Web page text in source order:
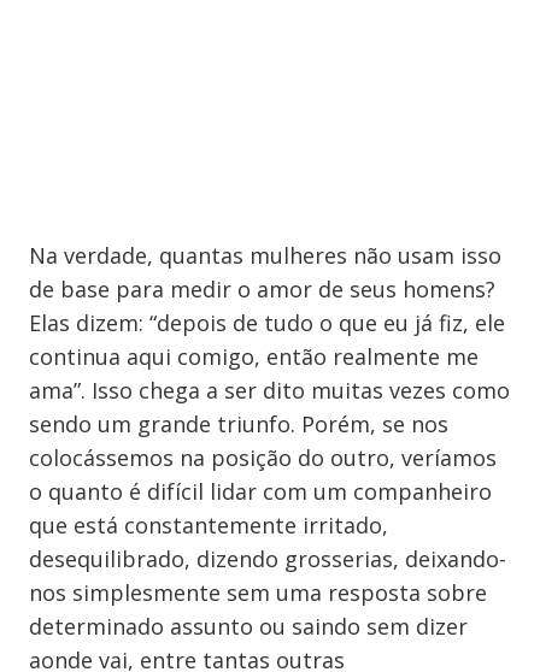
Na verdade, quantas mulheres não usam isso
de base para medir o amor de seus homens?
Elas dizem: “depois de tudo o que eu já fiz, ele
continua aqui comigo, então realmente me
ama”. Isso chega a ser dito muitas vezes como
sendo um grande triunfo. Porém, se nos
colocássemos na posição do outro, veríamos
o quanto é difícil lidar com um companheiro
que está constantemente irritado,
desequilibrado, dizendo grosserias, deixando-
nos simplesmente sem uma resposta sobre
determinado assunto ou saindo sem dizer
aonde vai, entre tantas outras